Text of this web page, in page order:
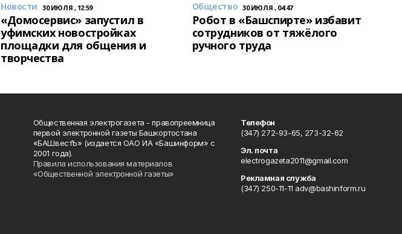
Новости 30 ИЮЛЯ , 12:59
«Домосервис» запустил в
уфимских новостройках
площадки для общения и
творчества
Общество 30 ИЮЛЯ , 04:47
Робот в «Башспирте» избавит
сотрудников от тяжёлого
ручного труда
Общественная электрогазета - правопреемница
первой электронной газеты Башкортостана
«БАШвестЪ» (издается ОАО ИА «Башинформ» с
2001 года).
Правила использования материалов
«Общественной электронной газеты»
Телефон
(347) 272-93-65, 273-32-62
Эл. почта
electrogazeta2011@gmail.com
Рекламная служба
(347) 250-11-11 adv@bashinform.ru